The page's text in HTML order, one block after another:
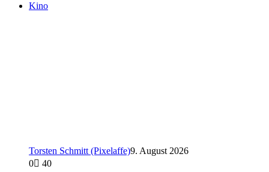
Kino
Torsten Schmitt (Pixelaffe)9. August 2026
0
40